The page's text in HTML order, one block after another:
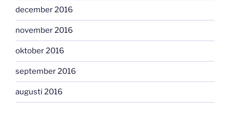
december 2016
november 2016
oktober 2016
september 2016
augusti 2016